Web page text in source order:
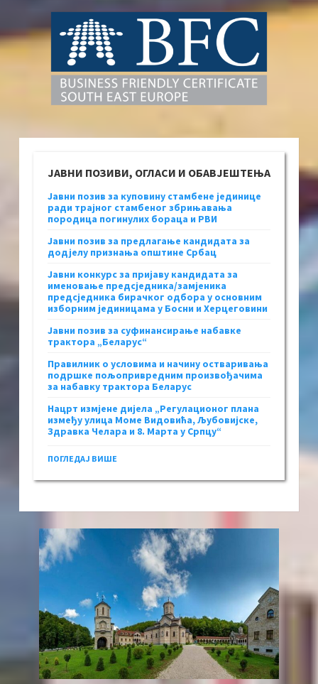
ЈАВНИ ПОЗИВИ, ОГЛАСИ И ОБАВЈЕШТЕЊА
Јавни позив за куповину стамбене јединице
ради трајног стамбеног збрињавања
породица погинулих бораца и РВИ
Јавни позив за предлагање кандидата за
додјелу признања општине Србац
Јавни конкурс за пријаву кандидата за
именовање предсједника/замјеника
предсједника бирачког одбора у основним
изборним јединицама у Босни и Херцеговини
Јавни позив за суфинансирање набавке
трактора „Беларус“
Правилник о условима и начину остваривања
подршке пољопривредним произвођачима
за набавку трактора Беларус
Нацрт измјене дијела „Регулационог плана
између улица Моме Видовића, Љубовијске,
Здравка Челара и 8. Марта у Српцу“
ПОГЛЕДАЈ ВИШЕ